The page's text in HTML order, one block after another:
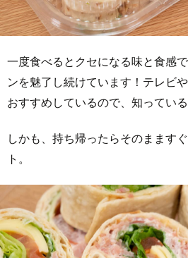
一度食べるとクセになる味と食感
ンを魅了し続けています！テレビ
おすすめしているので、知ってい
しかも、持ち帰ったらそのまます
ト。